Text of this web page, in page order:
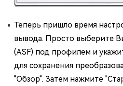
Теперь пришло время
вывода. Просто выберите
(ASF) под профилем и
для сохранения
"Обзор". Затем нажмите